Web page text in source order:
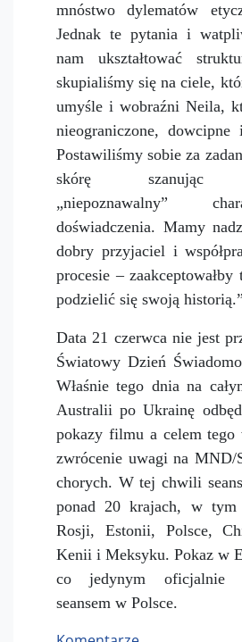
mnóstwo dylematów
Jednak te pytania i
nam ukształtować
skupialiśmy się na ciele,
umyśle i wobraźni Neila,
nieograniczone, dowcipne
Postawiliśmy sobie za
skórę szanując
„niepoznawalny”
doświadczenia. Mamy
dobry przyjaciel i
procesie –
podzielić się swoją historią.”
Data 21 czerwca nie jest
Światowy Dzień
Właśnie tego dnia na
Australii po Ukrainę
pokazy filmu a celem tego
zwrócenie uwagi na
chorych. W tej chwili
ponad 20 krajach, w
Rosji, Estonii, Polsce,
Kenii i Meksyku. Pokaz w
co jedynym oficjalnie
seansem w Polsce.